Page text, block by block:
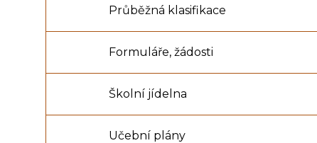
Průběžná klasifikace
Formuláře, žádosti
Školní jídelna
Učební plány